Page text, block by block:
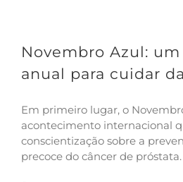
Novembro Azul:
anual para cuidar
Em primeiro lugar, o
acontecimento internacional
conscientização sobre a
precoce do câncer de próstata.